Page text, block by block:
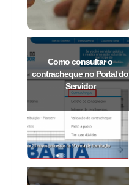
Como consultar o
contracheque no Portal do
Servidor